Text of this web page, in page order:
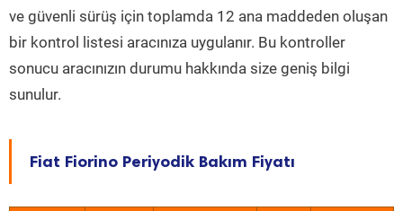
ve güvenli sürüş için toplamda 12 ana maddeden oluşan
bir kontrol listesi aracınıza uygulanır. Bu kontroller
sonucu aracınızın durumu hakkında size geniş bilgi
sunulur.
Fiat Fiorino Periyodik Bakım Fiyatı